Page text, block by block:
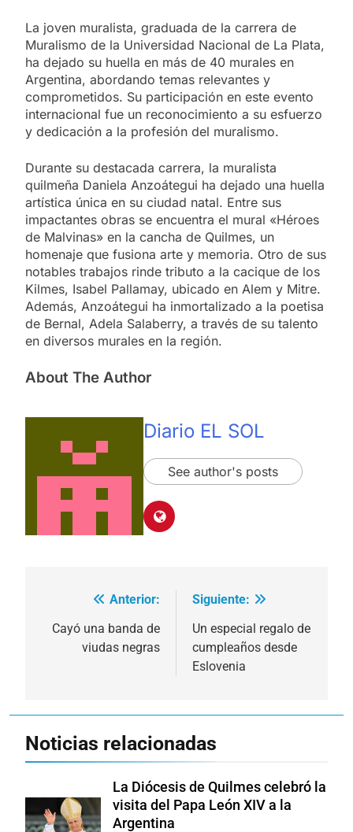
La joven muralista, graduada de la carrera de
Muralismo de la Universidad Nacional de La Plata,
ha dejado su huella en más de 40 murales en
Argentina, abordando temas relevantes y
comprometidos. Su participación en este evento
internacional fue un reconocimiento a su esfuerzo
y dedicación a la profesión del muralismo.
Durante su destacada carrera, la muralista
quilmeña Daniela Anzoátegui ha dejado una huella
artística única en su ciudad natal. Entre sus
impactantes obras se encuentra el mural «Héroes
de Malvinas» en la cancha de Quilmes, un
homenaje que fusiona arte y memoria. Otro de sus
notables trabajos rinde tributo a la cacique de los
Kilmes, Isabel Pallamay, ubicado en Alem y Mitre.
Además, Anzoátegui ha inmortalizado a la poetisa
de Bernal, Adela Salaberry, a través de su talento
en diversos murales en la región.
About The Author
Diario EL SOL
See author's posts
Navegación
de
Anterior:
Cayó una banda de
viudas negras
Siguiente:
Un especial regalo de
cumpleaños desde
Eslovenia
Noticias relacionadas
La Diócesis de Quilmes celebró la
visita del Papa León XIV a la
Argentina